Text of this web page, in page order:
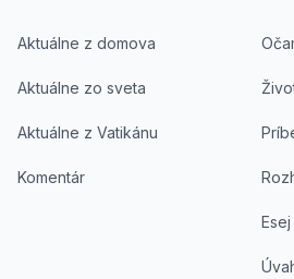
Aktuálne z domova
Aktuálne zo sveta
Aktuálne z Vatikánu
Komentár
Esej